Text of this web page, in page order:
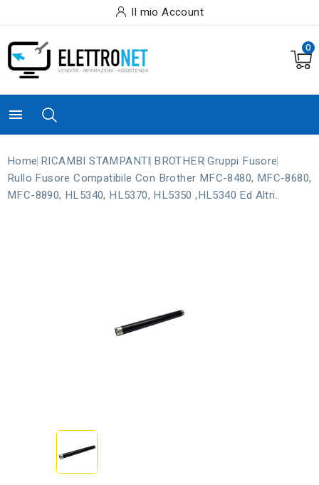
Il mio Account
0

Home RICAMBI STAMPANTI BROTHER Gruppi Fusore
Rullo Fusore Compatibile Con Brother MFC-8480, MFC-8680,
MFC-8890, HL5340, HL5370, HL5350 ,HL5340 Ed Altri..